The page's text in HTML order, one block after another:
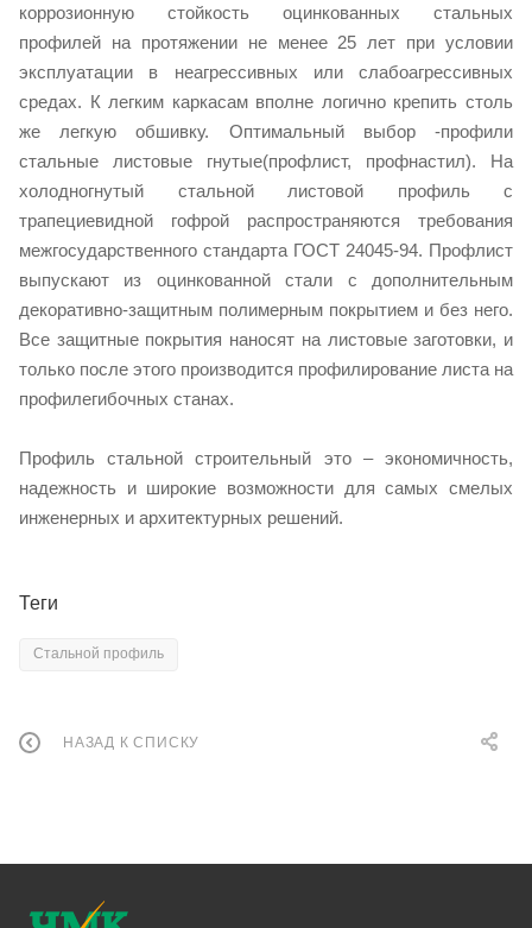
коррозионную стойкость оцинкованных стальных
профилей на протяжении не менее 25 лет при условии
эксплуатации в неагрессивных или слабоагрессивных
средах. К легким каркасам вполне логично крепить столь
же легкую обшивку. Оптимальный выбор -профили
стальные листовые гнутые(профлист, профнастил). На
холодногнутый стальной листовой профиль с
трапециевидной гофрой распространяются требования
межгосударственного стандарта ГОСТ 24045-94. Профлист
выпускают из оцинкованной стали с дополнительным
декоративно-защитным полимерным покрытием и без него.
Все защитные покрытия наносят на листовые заготовки, и
только после этого производится профилирование листа на
профилегибочных станах.
Профиль стальной строительный это – экономичность,
надежность и широкие возможности для самых смелых
инженерных и архитектурных решений.
Теги
Стальной профиль
НАЗАД К СПИСКУ